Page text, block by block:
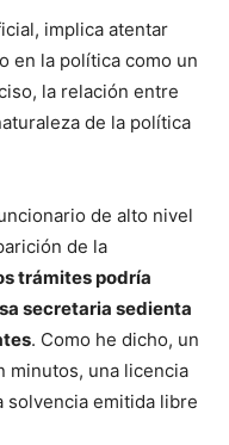
implica atentar
en la política como un
la relación entre
de la política
de alto nivel
de la
trámites podría
secretaria sedienta
. Como he dicho, un
minutos, una licencia
solvencia emitida libre